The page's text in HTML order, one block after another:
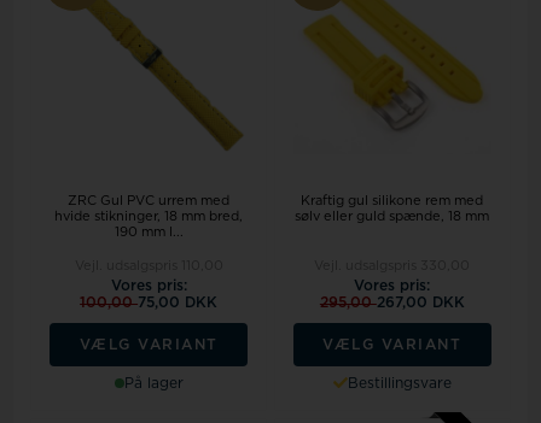
ZRC Gul PVC urrem med
hvide stikninger, 18 mm bred,
190 mm l...
Vores pris:
100,0075,00 DKK
VÆLG VARIANT
På lager
Kraftig gul silikone rem med
sølv eller guld spænde, 18 mm
Vores pris:
295,00267,00 DKK
VÆLG VARIANT
Bestillingsvare